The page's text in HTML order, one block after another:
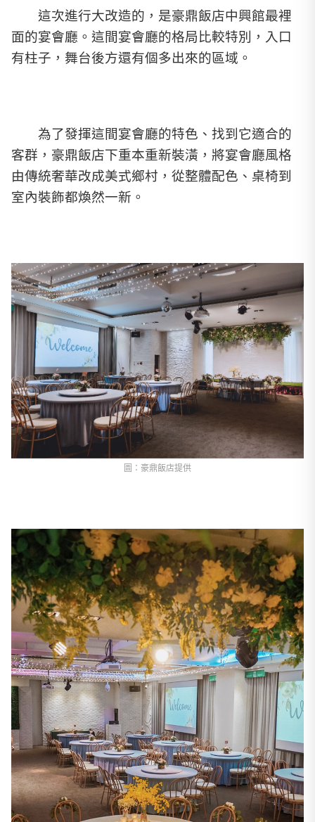
這次進行大改造的，是豪鼎飯店中興館最裡
面的宴會廳。這間宴會廳的格局比較特別，入口
有柱子，舞台後方還有個多出來的區域。
為了發揮這間宴會廳的特色、找到它適合的
客群，豪鼎飯店下重本重新裝潢，將宴會廳風格
由傳統奢華改成美式鄉村，從整體配色、桌椅到
室內裝飾都煥然一新。
圖：豪鼎飯店提供